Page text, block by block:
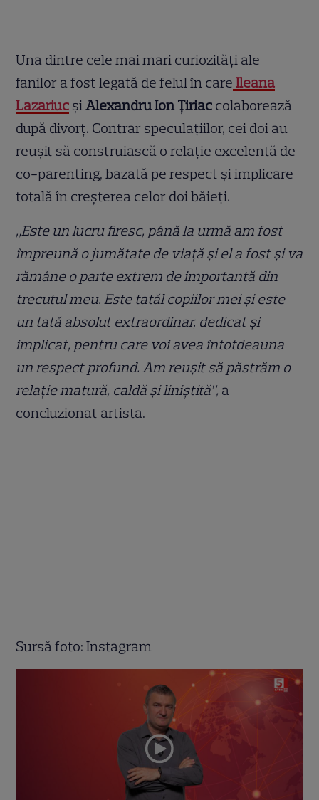
Una dintre cele mai mari curiozități ale
fanilor a fost legată de felul în care Ileana
Lazariuc șiAlexandru Ion Țiriac colaborează
după divorț. Contrar speculațiilor, cei doi au
reușit să construiască o relație excelentă de
co-parenting, bazată pe respect și implicare
totală în creșterea celor doi băieți.
„Este un lucru firesc, până la urmă am fost
împreună o jumătate de viaţă şi el a fost şi va
rămâne o parte extrem de importantă din
trecutul meu. Este tatăl copiilor mei şi este
un tată absolut extraordinar, dedicat şi
implicat, pentru care voi avea întotdeauna
un respect profund. Am reușit să păstrăm o
relaţie matură, caldă şi liniştită”, a
concluzionat artista.
Sursă foto: Instagram